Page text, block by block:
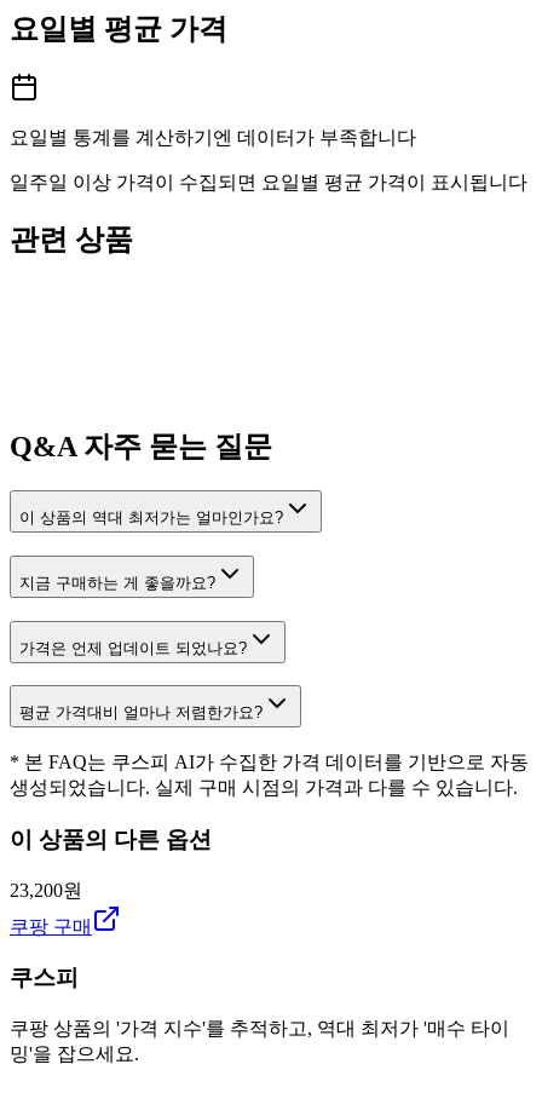
요일별 평균 가격
요일별 통계를 계산하기엔 데이터가 부족합니다
일주일 이상 가격이 수집되면 요일별 평균 가격이 표시됩니다
관련 상품
Q&A자주 묻는 질문
이 상품의 역대 최저가는 얼마인가요?
지금 구매하는 게 좋을까요?
가격은 언제 업데이트 되었나요?
평균 가격대비 얼마나 저렴한가요?
* 본 FAQ는 쿠스피 AI가 수집한 가격 데이터를 기반으로 자동
생성되었습니다. 실제 구매 시점의 가격과 다를 수 있습니다.
이 상품의 다른 옵션
23,200원
쿠팡 구매
쿠스피
쿠팡 상품의 '가격 지수'를 추적하고, 역대 최저가 '매수 타이
밍'을 잡으세요.